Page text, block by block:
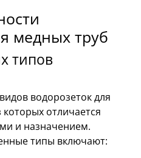
медных труб
типов
водорозеток для
отличается
и назначением.
типы включают: